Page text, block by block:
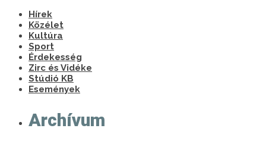
Hírek
Közélet
Kultúra
Sport
Érdekesség
Zirc és Vidéke
Stúdió KB
Események
Archívum